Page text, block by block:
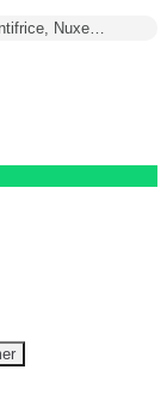
Nuxe…